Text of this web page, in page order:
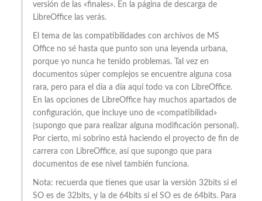
versión de las «finales». En la página de descarga de
LibreOffice las verás.
El tema de las compatibilidades con archivos de MS
Office no sé hasta que punto son una leyenda urbana,
porque yo nunca he tenido problemas. Tal vez en
documentos súper complejos se encuentre alguna cosa
rara, pero para el día a día aquí todo va con LibreOffice.
En las opciones de LibreOffice hay muchos apartados de
configuración, que incluye uno de «compatibilidad»
(supongo que para realizar alguna modificación personal).
Por cierto, mi sobrino está haciendo el proyecto de fin de
carrera con LibreOffice, así que supongo que para
documentos de ese nivel también funciona.
Nota: recuerda que tienes que usar la versión 32bits si el
SO es de 32bits, y la de 64bits si el SO es de 64bits. Para